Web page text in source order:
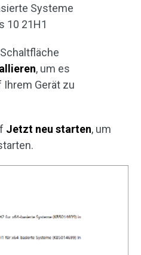
Systeme
10 21H1
, um es
Ihrem Gerät zu
Jetzt neu starten, um